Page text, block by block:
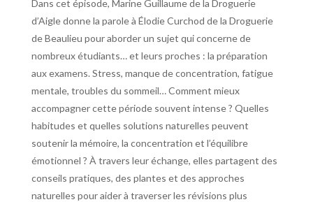
Dans cet épisode, Marine Guillaume de la Droguerie
d’Aigle donne la parole à Élodie Curchod de la Droguerie
de Beaulieu pour aborder un sujet qui concerne de
nombreux étudiants… et leurs proches : la préparation
aux examens. Stress, manque de concentration, fatigue
mentale, troubles du sommeil… Comment mieux
accompagner cette période souvent intense ? Quelles
habitudes et quelles solutions naturelles peuvent
soutenir la mémoire, la concentration et l’équilibre
émotionnel ? À travers leur échange, elles partagent des
conseils pratiques, des plantes et des approches
naturelles pour aider à traverser les révisions plus